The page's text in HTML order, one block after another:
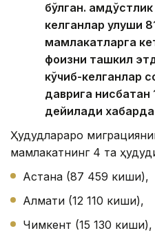
бўлган.
келганлар улуши
мамлакатларга
фоизни ташкил
кўчиб-келганлар
даврига
дейилади
Ҳудудлараро
мамлакатнинг 4 та
Астана (87 459 киши),
Алмати (12 110 киши),
Чимкент (15 130 киши),